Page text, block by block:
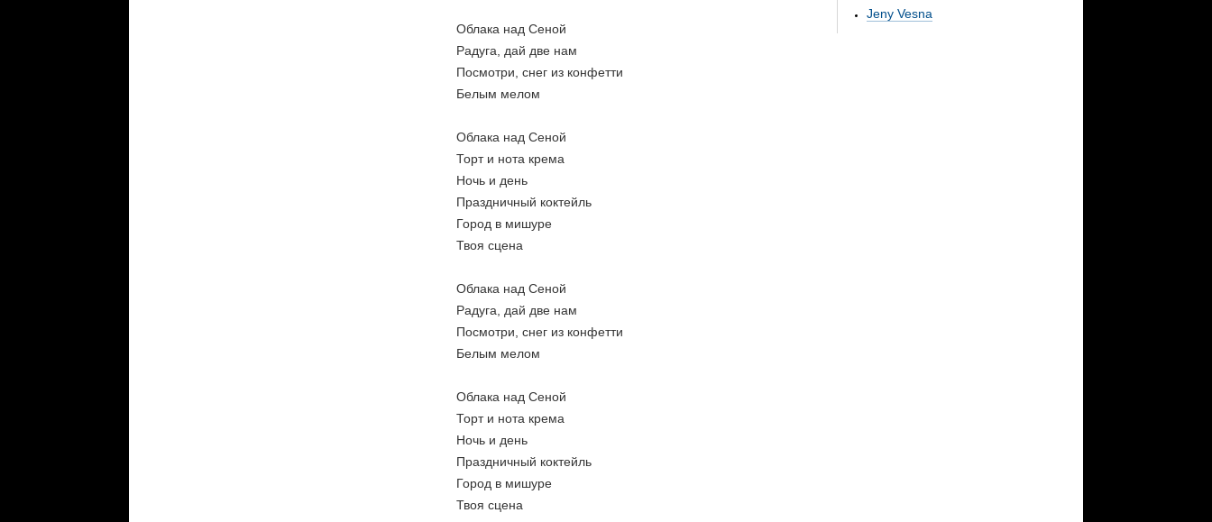
Облака над Сеной
Радуга, дай две нам
Посмотри, снег из конфетти
Белым мелом
Облака над Сеной
Торт и нота крема
Ночь и день
Праздничный коктейль
Город в мишуре
Твоя сцена
Облака над Сеной
Радуга, дай две нам
Посмотри, снег из конфетти
Белым мелом
Облака над Сеной
Торт и нота крема
Ночь и день
Праздничный коктейль
Город в мишуре
Твоя сцена
Jeny Vesna